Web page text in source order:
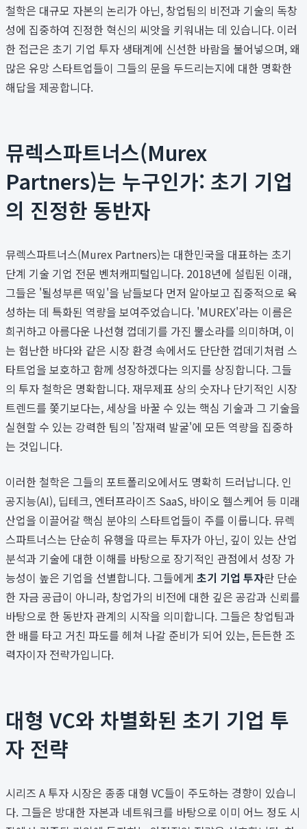
철학은 대규모 자본의 논리가 아닌, 창업팀의 비전과 기술의 독창
성에 집중하여 진정한 혁신의 씨앗을 키워내는 데 있습니다. 이러
한 접근은 초기 기업 투자 생태계에 신선한 바람을 불어넣으며, 왜
많은 유망 스타트업들이 그들의 문을 두드리는지에 대한 명확한
해답을 제공합니다.
뮤렉스파트너스(Murex
Partners)는 누구인가: 초기 기업
의 진정한 동반자
뮤렉스파트너스(Murex Partners)는 대한민국을 대표하는 초기
단계 기술 기업 전문 벤처캐피털입니다. 2018년에 설립된 이래,
그들은 '될성부른 떡잎'을 남들보다 먼저 알아보고 집중적으로 육
성하는 데 특화된 역량을 보여주었습니다. 'MUREX'라는 이름은
희귀하고 아름다운 나선형 껍데기를 가진 뿔소라를 의미하며, 이
는 험난한 바다와 같은 시장 환경 속에서도 단단한 껍데기처럼 스
타트업을 보호하고 함께 성장하겠다는 의지를 상징합니다. 그들
의 투자 철학은 명확합니다. 재무제표 상의 숫자나 단기적인 시장
트렌드를 쫓기보다는, 세상을 바꿀 수 있는 핵심 기술과 그 기술을
실현할 수 있는 강력한 팀의 '잠재력 발굴'에 모든 역량을 집중하
는 것입니다.
이러한 철학은 그들의 포트폴리오에서도 명확히 드러납니다. 인
공지능(AI), 딥테크, 엔터프라이즈 SaaS, 바이오 헬스케어 등 미래
산업을 이끌어갈 핵심 분야의 스타트업들이 주를 이룹니다. 뮤렉
스파트너스는 단순히 유행을 따르는 투자가 아닌, 깊이 있는 산업
분석과 기술에 대한 이해를 바탕으로 장기적인 관점에서 성장 가
능성이 높은 기업을 선별합니다. 그들에게 초기 기업 투자란 단순
한 자금 공급이 아니라, 창업가의 비전에 대한 깊은 공감과 신뢰를
바탕으로 한 동반자 관계의 시작을 의미합니다. 그들은 창업팀과
한 배를 타고 거친 파도를 헤쳐 나갈 준비가 되어 있는, 든든한 조
력자이자 전략가입니다.
대형 VC와 차별화된 초기 기업 투
자 전략
시리즈 A 투자 시장은 종종 대형 VC들이 주도하는 경향이 있습니
다. 그들은 방대한 자본과 네트워크를 바탕으로 이미 어느 정도 시